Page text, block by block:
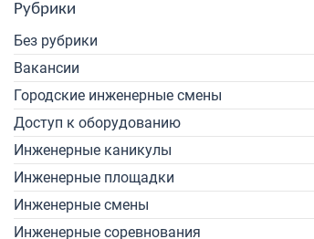
Рубрики
Без рубрики
Вакансии
Городские инженерные смены
Доступ к оборудованию
Инженерные каникулы
Инженерные площадки
Инженерные смены
Инженерные соревнования